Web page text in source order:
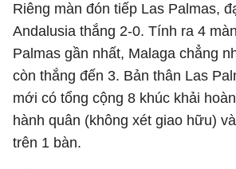
Riêng màn đón tiếp Las Palmas,
Andalusia thắng 2-0. Tính ra 4
Palmas gần nhất, Malaga chẳng
còn thắng đến 3. Bản thân Las
mới có tổng cộng 8 khúc khải
hành quân (không xét giao hữu)
trên 1 bàn.